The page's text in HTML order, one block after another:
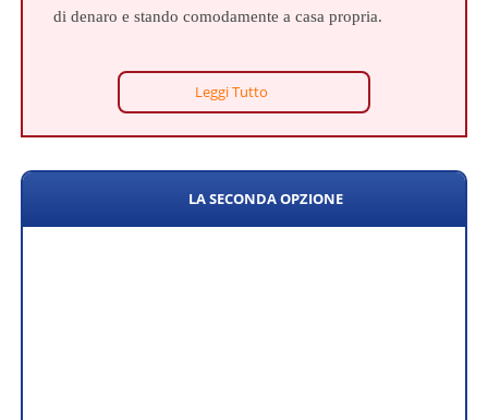
di denaro e stando comodamente a casa propria.
Leggi Tutto
LA SECONDA OPZIONE